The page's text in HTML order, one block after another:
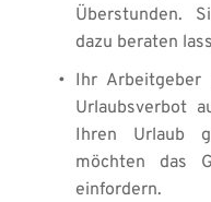
Überstunden.
dazu beraten
Ihr Arbeitgeber
Urlaubsverbot
Ihren Urlaub
möchten das
einfordern.